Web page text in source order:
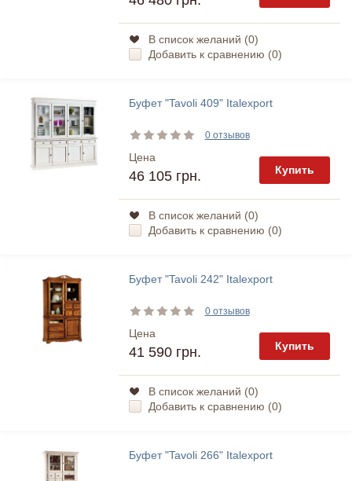
В список желаний (0)
Добавить к сравнению (0)
Буфет "Tavoli 409" Italexport
0 отзывов
Цена
46 105 грн. Купить
В список желаний (0)
Добавить к сравнению (0)
Буфет "Tavoli 242" Italexport
0 отзывов
Цена
41 590 грн. Купить
В список желаний (0)
Добавить к сравнению (0)
Буфет "Tavoli 266" Italexport